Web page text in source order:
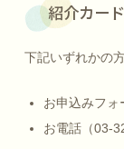
紹介カー
下記いずれかの
お申込みフォ
お電話（03-